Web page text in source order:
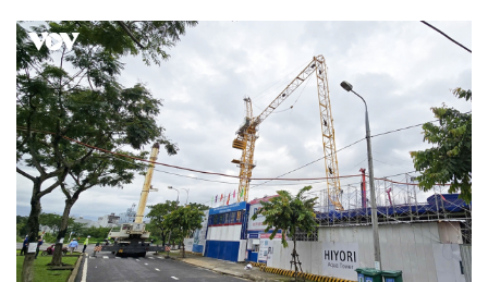
Thế giới
Quan sát
Cuộc sống đó đây
Hồ sơ
Multimedia
Video
E-Magazine
Infographic